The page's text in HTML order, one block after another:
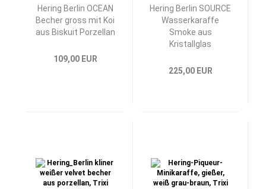
Hering Berlin OCEAN
Becher gross mit Koi
aus Biskuit Porzellan
109,00 EUR
Hering Berlin SOURCE
Wasserkaraffe
Smoke aus
Kristallglas
225,00 EUR